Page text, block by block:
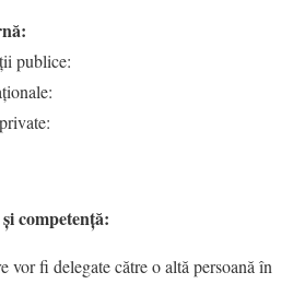
publice:
competenţă:
vor fi delegate către o altă persoană în